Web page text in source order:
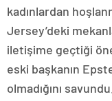
kadınlardan
Jersey’deki
iletişime geçtiği
eski başkanın
olmadığını savundu.